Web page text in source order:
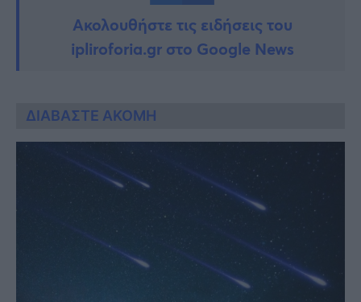
Ακολουθήστε τις ειδήσεις του
ipliroforia.gr στο Google News
ΔΙΑΒΑΣΤΕ ΑΚΟΜΗ